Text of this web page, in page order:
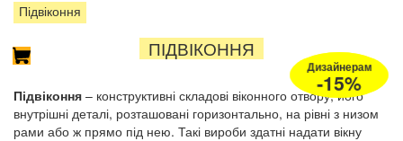
Підвіконня
ПІДВІКОННЯ
Підвіконня – конструктивні складові віконного отвору, його
внутрішні деталі, розташовані горизонтально, на рівні з низом
рами або ж прямо під нею. Такі вироби здатні надати вікну
Дизайнерам
-15%
Дизайнерам
-15%
Дизайнерам
-15%